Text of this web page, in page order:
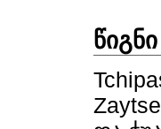
წიგნი